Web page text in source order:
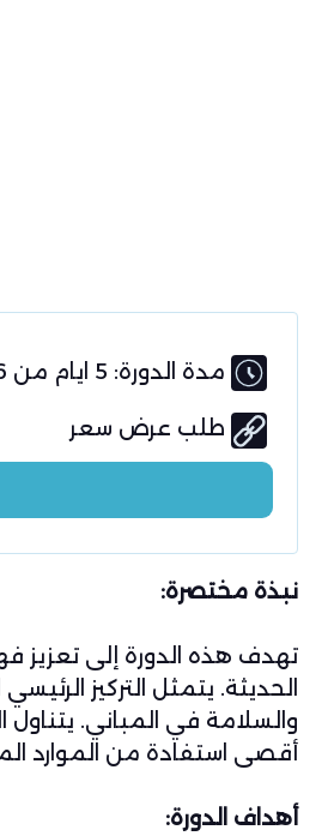
مدة الدورة: 5 ايام من 6م إلى 10م
طلب عرض سعر
نبذة مختصرة:
تهدف هذه الدورة إلى تعزيز
الحديثة. يتمثل التركيز
والسلامة في المباني.
أقصى استفادة من الموارد
أهداف الدورة: